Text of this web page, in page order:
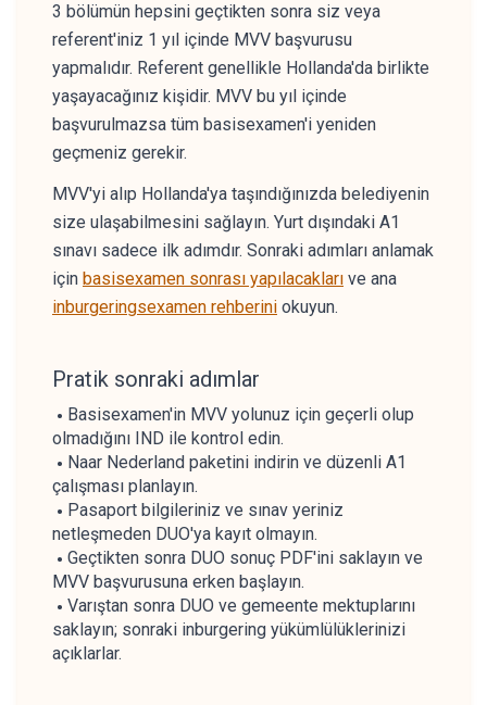
3 bölümün hepsini geçtikten sonra siz veya
referent'iniz 1 yıl içinde MVV başvurusu
yapmalıdır. Referent genellikle Hollanda'da birlikte
yaşayacağınız kişidir. MVV bu yıl içinde
başvurulmazsa tüm basisexamen'i yeniden
geçmeniz gerekir.
MVV'yi alıp Hollanda'ya taşındığınızda belediyenin
size ulaşabilmesini sağlayın. Yurt dışındaki A1
sınavı sadece ilk adımdır. Sonraki adımları anlamak
için basisexamen sonrası yapılacakları ve ana
inburgeringsexamen rehberini okuyun.
Pratik sonraki adımlar
Basisexamen'in MVV yolunuz için geçerli olup
olmadığını IND ile kontrol edin.
Naar Nederland paketini indirin ve düzenli A1
çalışması planlayın.
Pasaport bilgileriniz ve sınav yeriniz
netleşmeden DUO'ya kayıt olmayın.
Geçtikten sonra DUO sonuç PDF'ini saklayın ve
MVV başvurusuna erken başlayın.
Varıştan sonra DUO ve gemeente mektuplarını
saklayın; sonraki inburgering yükümlülüklerinizi
açıklarlar.